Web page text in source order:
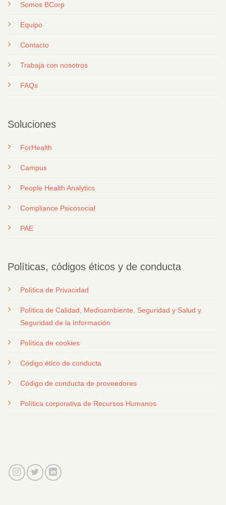
Somos BCorp
Equipo
Contacto
Trabaja con nosotros
FAQs
Soluciones
ForHealth
Campus
People Health Analytics
Compliance Psicosocial
PAE
Políticas, códigos éticos y de conducta
Política de Privacidad
Política de Calidad, Medioambiente, Seguridad y Salud y
Seguridad de la Información
Política de cookies
Código ético de conducta
Código de conducta de proveedores
Política corporativa de Recursos Humanos